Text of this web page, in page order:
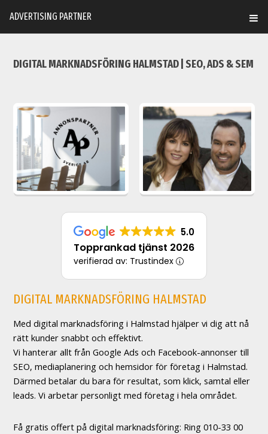
ADVERTISING PARTNER
DIGITAL MARKNADSFÖRING HALMSTAD | SEO, ADS & SEM
5.0
Topprankad tjänst 2026
verifierad av: Trustindex
DIGITAL MARKNADSFÖRING HALMSTAD
Med digital marknadsföring i Halmstad hjälper vi dig att nå
rätt kunder snabbt och effektivt.
Vi hanterar allt från Google Ads och Facebook-annonser till
SEO, mediaplanering och hemsidor för företag i Halmstad.
Därmed betalar du bara för resultat, som klick, samtal eller
leads. Vi arbetar personligt med företag i hela området.
Få gratis offert på digital marknadsföring: Ring 010-33 00